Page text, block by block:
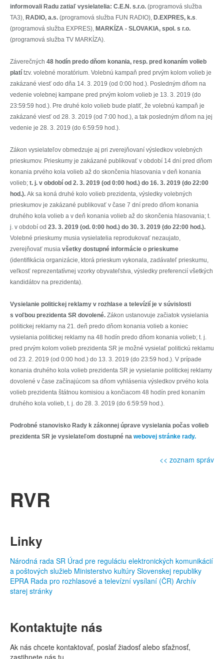
informovali Radu zatiaľ vysielatelia: C.E.N. s.r.o. (programová služba
TA3), RADIO, a.s. (programová služba FUN RADIO), D.EXPRES, k.s.
(programová služba EXPRES), MARKÍZA - SLOVAKIA, spol. s r.o.
(programová služba TV MARKÍZA).
Záverečných 48 hodín predo dňom konania, resp. pred konaním volieb
platí tzv. volebné moratórium. Volebnú kampaň pred prvým kolom volieb je
zakázané viesť odo dňa 14. 3. 2019 (od 0:00 hod.). Posledným dňom na
vedenie volebnej kampane pred prvým kolom volieb je 13. 3. 2019 (do
23:59:59 hod.). Pre druhé kolo volieb bude platiť, že volebnú kampaň je
zakázané viesť od 28. 3. 2019 (od 7:00 hod.), a tak posledným dňom na jej
vedenie je 28. 3. 2019 (do 6:59:59 hod.).
Zákon vysielateľov obmedzuje aj pri zverejňovaní výsledkov volebných
prieskumov. Prieskumy je zakázané publikovať v období 14 dní pred dňom
konania prvého kola volieb až do skončenia hlasovania v deň konania
volieb; t. j. v období od 2. 3. 2019 (od 0:00 hod.) do 16. 3. 2019 (do 22:00
hod.). Ak sa koná druhé kolo volieb prezidenta, výsledky volebných
prieskumov je zakázané publikovať v čase 7 dní predo dňom konania
druhého kola volieb a v deň konania volieb až do skončenia hlasovania; t.
j. v období od 23. 3. 2019 (od. 0:00 hod.) do 30. 3. 2019 (do 22:00 hod.).
Volebné prieskumy musia vysielatelia reprodukovať nezaujato,
zverejňovať musia všetky dostupné informácie o prieskume
(identifikácia organizácie, ktorá prieskum vykonala, zadávateľ prieskumu,
veľkosť reprezentatívnej vzorky obyvateľstva, výsledky preferencií všetkých
kandidátov na prezidenta).
Vysielanie politickej reklamy v rozhlase a televízií je v súvislosti
s voľbou prezidenta SR dovolené. Zákon ustanovuje začiatok vysielania
politickej reklamy na 21. deň predo dňom konania volieb a koniec
vysielania politickej reklamy na 48 hodín predo dňom konania volieb; t. j.
pred prvým kolom volieb prezidenta SR je možné vysielať politickú reklamu
od 23. 2. 2019 (od 0:00 hod.) do 13. 3. 2019 (do 23:59 hod.). V prípade
konania druhého kola volieb prezidenta SR je vysielanie politickej reklamy
dovolené v čase začínajúcom sa dňom vyhlásenia výsledkov prvého kola
volieb prezidenta štátnou komisiou a končiacom 48 hodín pred konaním
druhého kola volieb, t. j. do 28. 3. 2019 (do 6:59:59 hod.).
Podrobné stanovisko Rady k zákonnej úprave vysielania počas volieb
prezidenta SR je vysielateľom dostupné na webovej stránke rady.
<< zoznam správ
RVR
Linky
Národná rada SR Úrad pre reguláciu elektronických komunikácií
a poštových služieb Ministerstvo kultúry Slovenskej republiky
EPRA Rada pro rozhlasové a televízní vysílaní (ČR) Archív
starej stránky
Kontaktujte nás
Ak nás chcete kontaktovať, poslať žiadosť alebo sťažnosť,